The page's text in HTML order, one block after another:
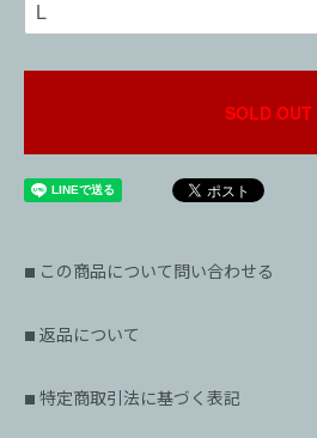
SOLD OUT
■ この商品について問い合わせる
■ 返品について
■ 特定商取引法に基づく表記